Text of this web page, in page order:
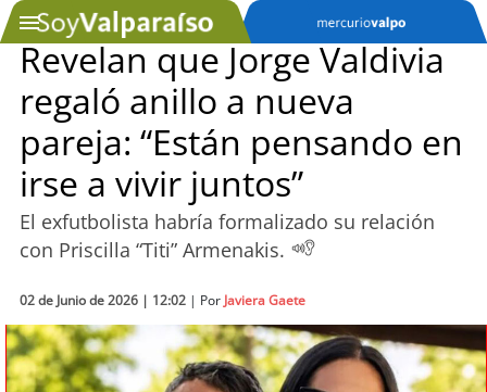
SOYTV
Podcast
Actualidad
Economía
Revelan que Jorge Valdivia
regaló anillo a nueva
pareja: “Están pensando en
irse a vivir juntos”
El exfutbolista habría formalizado su relación
con Priscilla “Titi” Armenakis.
02 de Junio de 2026 | 12:02 | Por Javiera Gaete